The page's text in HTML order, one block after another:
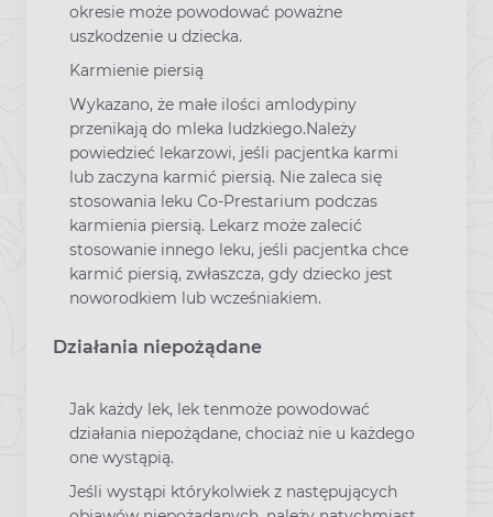
okresie może powodować poważne
uszkodzenie u dziecka.
Karmienie piersią
Wykazano, że małe ilości amlodypiny
przenikają do mleka ludzkiego.Należy
powiedzieć lekarzowi, jeśli pacjentka karmi
lub zaczyna karmić piersią. Nie zaleca się
stosowania leku Co-Prestarium podczas
karmienia piersią. Lekarz może zalecić
stosowanie innego leku, jeśli pacjentka chce
karmić piersią, zwłaszcza, gdy dziecko jest
noworodkiem lub wcześniakiem.
Działania niepożądane
Jak każdy lek, lek tenmoże powodować
działania niepożądane, chociaż nie u każdego
one wystąpią.
Jeśli wystąpi którykolwiek z następujących